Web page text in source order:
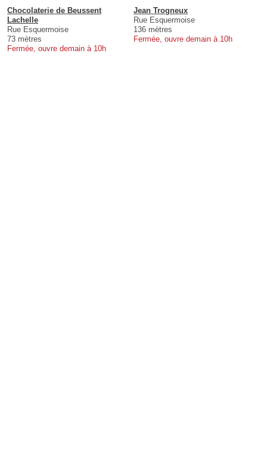
Chocolaterie de Beussent
Lachelle
Rue Esquermoise
73 mètres
Fermée, ouvre demain à 10h
Jean Trogneux
Rue Esquermoise
136 mètres
Fermée, ouvre demain à 10h